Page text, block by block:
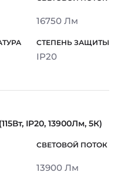
16750 Лм
IP20
IP20, 13900Лм, 5К)
13900 Лм